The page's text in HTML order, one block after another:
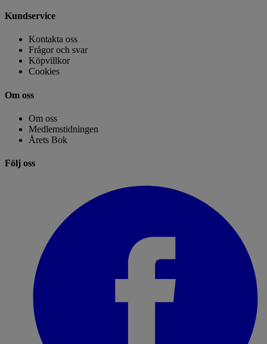
Kundservice
Kontakta oss
Frågor och svar
Köpvillkor
Cookies
Om oss
Om oss
Medlemstidningen
Årets Bok
Följ oss